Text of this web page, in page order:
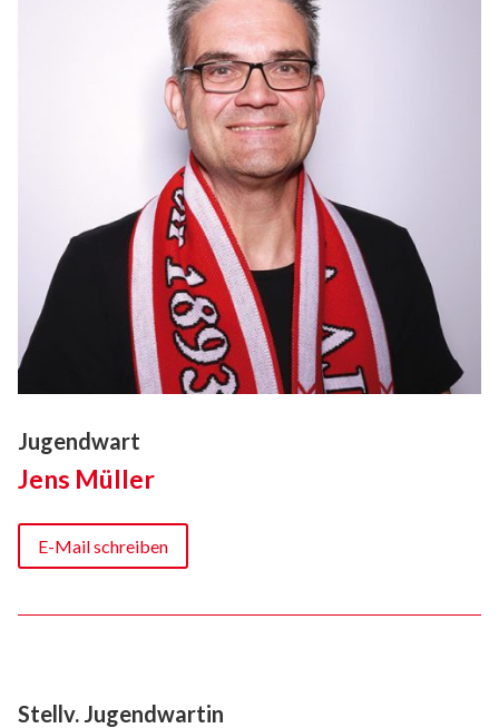
Jugendwart
Jens Müller
E-Mail schreiben
Stellv. Jugendwartin